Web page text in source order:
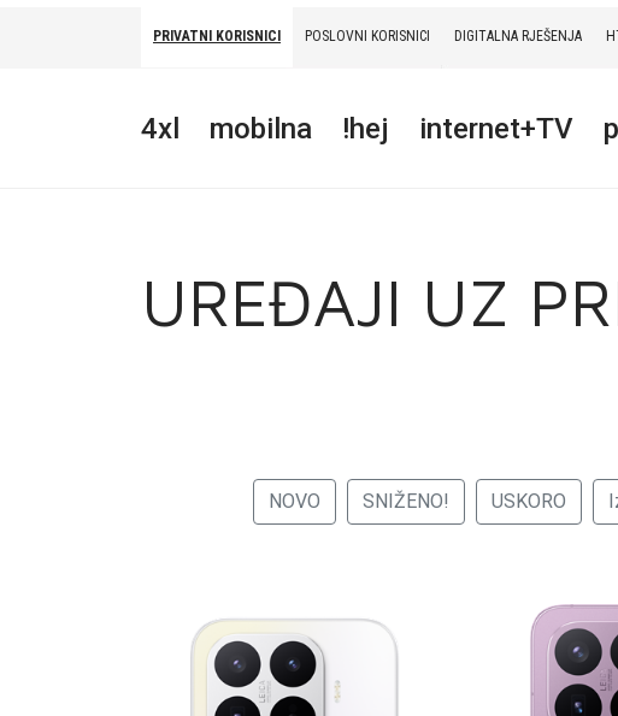
PRIVATNI KORISNICI POSLOVNI KORISNICI DIGITALNA RJEŠENJA
4xl mobilna !hej internet+TV
TELEFONSKI IMENIK
UREĐAJI UZ
NOVO SNIŽENO! USKORO